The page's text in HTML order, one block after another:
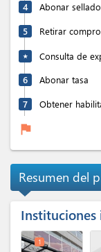
4 Abonar sellado
5 Retirar
★ Consulta de
6 Abonar tasa
7 Obtener
flag
Resumen del
Instituciones
1